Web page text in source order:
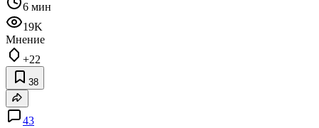
6 мин
19K
Мнение
+22
38
43